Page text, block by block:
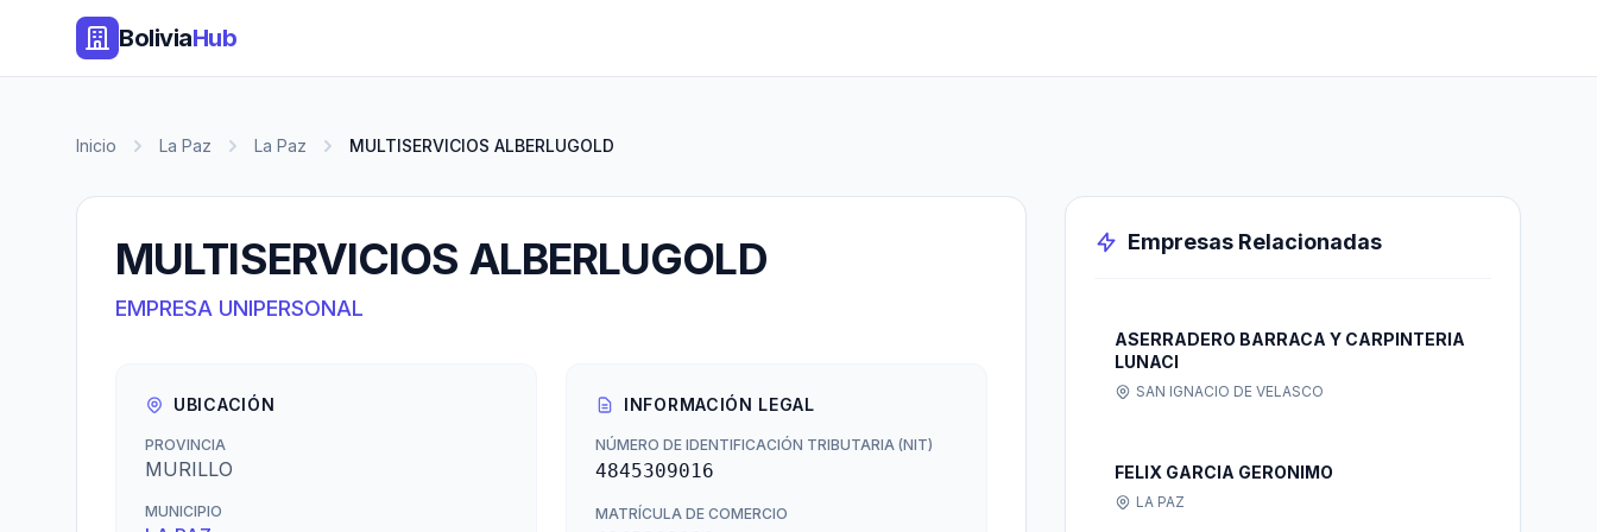
BoliviaHub
Inicio La Paz La Paz MULTISERVICIOS ALBERLUGOLD
MULTISERVICIOS ALBERLUGOLD
EMPRESA UNIPERSONAL
UBICACIÓN
PROVINCIA
MURILLO
MUNICIPIO
INFORMACIÓN LEGAL
NÚMERO DE IDENTIFICACIÓN TRIBUTARIA (NIT)
4845309016
MATRÍCULA DE COMERCIO
Empresas Relacionadas
ASERRADERO BARRACA Y CARPINTERIA
LUNACI
SAN IGNACIO DE VELASCO
FELIX GARCIA GERONIMO
LA PAZ